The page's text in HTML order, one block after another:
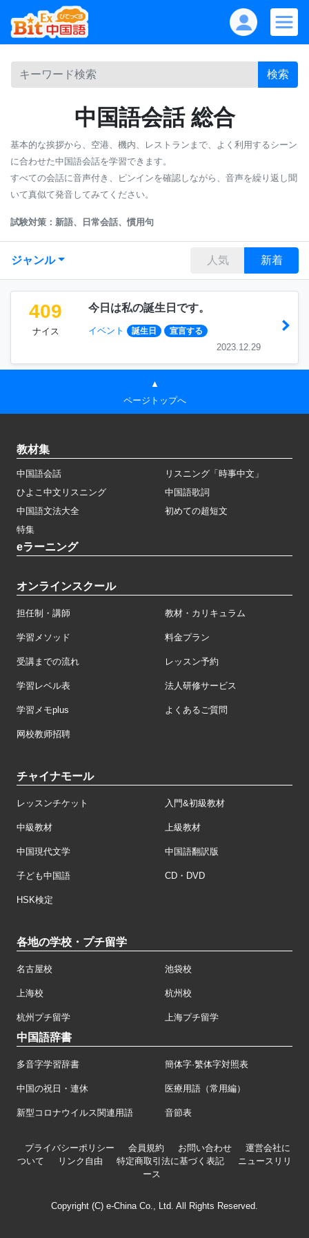
検索
中国語会話 総合
基本的な挨拶から、空港、機内、レストランまで、よく利用するシーン
に合わせた中国語会話を学習できます。
すべての会話に音声付き、ピンインを確認しながら、音声を繰り返し聞
いて真似て発音してみてください。
試験対策：新語、日常会話、慣用句
ジャンル 人気 新着
409
ナイス
今日は私の誕生日です。
イベント 誕生日 宣言する
2023.12.29
▲
ページトップへ
教材集
中国語会話
リスニング「時事中文」
ひよこ中文リスニング
中国語歌詞
中国語文法大全
初めての超短文
特集
eラーニング
オンラインスクール
担任制・講師 教材・カリキュラム
学習メソッド 料金プラン
受講までの流れ レッスン予約
学習レベル表 法人研修サービス
学習メモplus よくあるご質問
网校教师招聘
チャイナモール
レッスンチケット 入門&初級教材
中級教材 上級教材
中国現代文学 中国語翻訳版
子ども中国語 CD・DVD
HSK検定
各地の学校・プチ留学
名古屋校 池袋校
上海校 杭州校
杭州プチ留学 上海プチ留学
中国語辞書
多音字学習辞書 簡体字·繁体字対照表
中国の祝日・連休 医療用語（常用編）
新型コロナウイルス関連用語 音節表
プライバシーポリシー 会員規約 お問い合わせ
運営会社に
ついて
リンク自由 特定商取引法に基づく表記
ニュースリリ
ース
Copyright (C) e-China Co., Ltd. All Rights Reserved.